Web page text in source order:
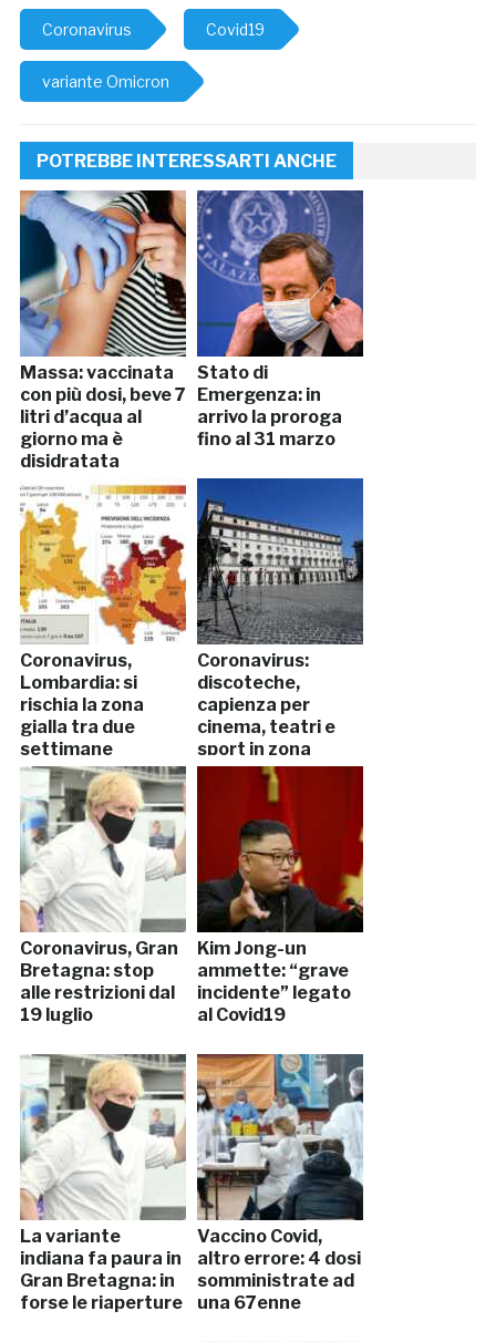
Coronavirus Covid19
variante Omicron
POTREBBE INTERESSARTI ANCHE
Massa: vaccinata
con più dosi, beve 7
litri d’acqua al
giorno ma è
disidratata
Stato di
Emergenza: in
arrivo la proroga
fino al 31 marzo
Coronavirus,
Lombardia: si
rischia la zona
gialla tra due
settimane
Coronavirus:
discoteche,
capienza per
cinema, teatri e
sport in zona
bianca
Coronavirus, Gran
Bretagna: stop
alle restrizioni dal
19 luglio
Kim Jong-un
ammette: “grave
incidente” legato
al Covid19
La variante
indiana fa paura in
Gran Bretagna: in
forse le riaperture
Vaccino Covid,
altro errore: 4 dosi
somministrate ad
una 67enne